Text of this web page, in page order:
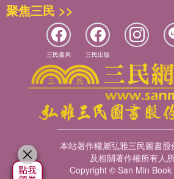
聚焦三民 >>
三民書局 三民出版
本站著作權屬弘雅三民圖書股
及相關著作權所有人
Copyright © San Min Book